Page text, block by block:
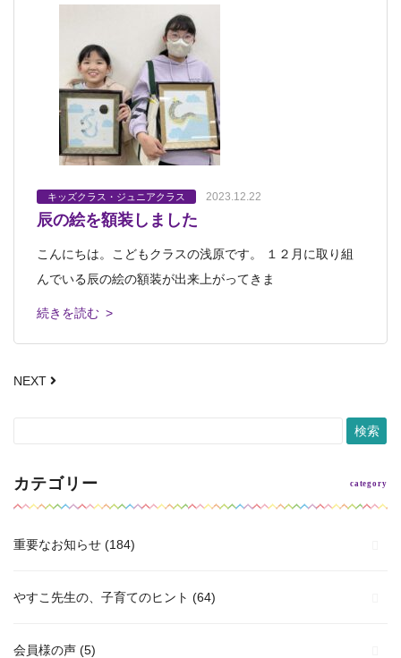
キッズクラス・ジュニアクラス 2023.12.22
辰の絵を額装しました
こんにちは。こどもクラスの浅原です。 １２月に取り組
んでいる辰の絵の額装が出来上がってきま
続きを読む >
NEXT
カテゴリー
重要なお知らせ (184)
やすこ先生の、子育てのヒント (64)
会員様の声 (5)